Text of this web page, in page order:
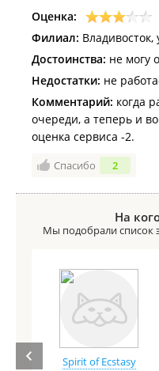
Оценка:
Филиал:
Достоинства: не могу
Недостатки: не
Комментарий: когда
очереди, а теперь и
оценка сервиса -2.
Спасибо 2
На
Мы подобрали список
Spirit of Ecstasy